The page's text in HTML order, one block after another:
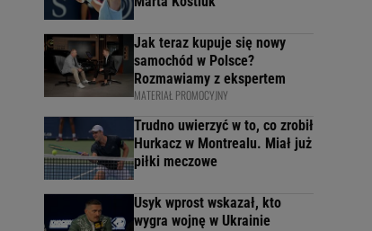
Jak teraz kupuje się nowy
samochód w Polsce?
Rozmawiamy z ekspertem
MATERIAŁ PROMOCYJNY
Trudno uwierzyć w to, co zrobił
Hurkacz w Montrealu. Miał już
piłki meczowe
Usyk wprost wskazał, kto
wygra wojnę w Ukrainie